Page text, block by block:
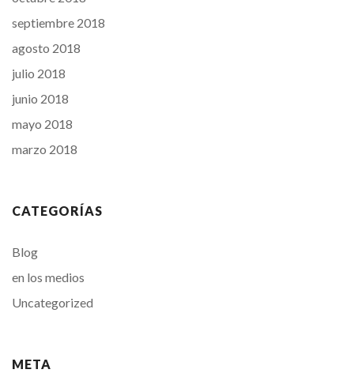
septiembre 2018
agosto 2018
julio 2018
junio 2018
mayo 2018
marzo 2018
CATEGORÍAS
Blog
en los medios
Uncategorized
META